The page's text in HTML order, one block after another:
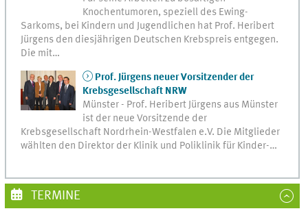
Knochentumoren, speziell des Ewing-
Sarkoms, bei Kindern und Jugendlichen hat Prof. Heribert
Jürgens den diesjährigen Deutschen Krebspreis entgegen.
Die mit…
Prof. Jürgens neuer Vorsitzender der
Krebsgesellschaft NRW
Münster - Prof. Heribert Jürgens aus Münster
ist der neue Vorsitzende der
Krebsgesellschaft Nordrhein-Westfalen e.V. Die Mitglieder
wählten den Direktor der Klinik und Poliklinik für Kinder-…
TERMINE